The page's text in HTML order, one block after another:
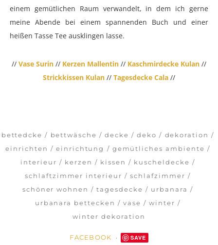
einem gemütlichen Raum verwandelt, in dem ich gerne
meine Abende bei einem spannenden Buch und einer
heißen Tasse Tee ausklingen lasse.
// Vase Surin // Kerzen Mallentin // Kaschmirdecke Kulan //
Strickkissen Kulan // Tagesdecke Cala //
bettedcke bettwäsche decke deko
dekoration
einrichten
einrichtung
gemütliches ambiente
interieur
kerzen kissen
kuscheldecke
schlaftzimmer interieur
schlafzimmer
schöner wohnen
tagesdecke
urbanara
urbanara bettecken
vase
winter
winter dekoration
FACEBOOK SAVE